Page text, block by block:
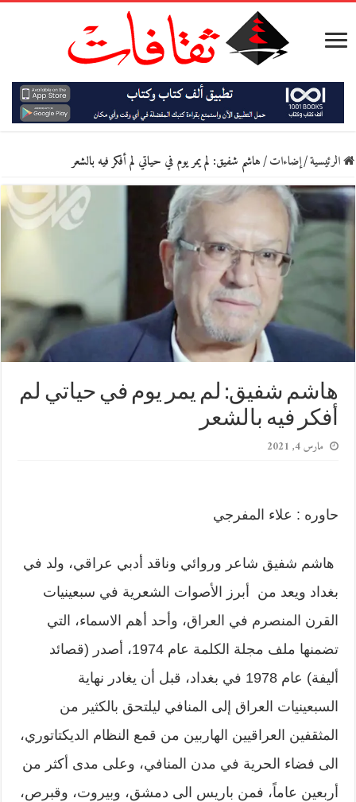
الرئيسية/إضاءات/هاشم شفيق: لم يمر يوم في حياتي لم أفكر فيه بالشعر
هاشم شفيق: لم يمر يوم في حياتي لم
أفكر فيه بالشعر
مارس 4, 2021
حاوره : علاء المفرجي
هاشم شفيق شاعر وروائي وناقد أدبي عراقي، ولد في
بغداد ويعد من أبرز الأصوات الشعرية في سبعينيات
القرن المنصرم في العراق، وأحد أهم الاسماء، التي
تضمنها ملف مجلة الكلمة عام 1974، أصدر (قصائد
أليفة) عام 1978 في بغداد، قبل أن يغادر نهاية
السبعينيات العراق إلى المنافي ليلتحق بالكثير من
المثقفين العراقيين الهاربين من قمع النظام الديكتاتوري،
الى فضاء الحرية في مدن المنافي، وعلى مدى أكثر من
أربعين عاماً، فمن باريس الى دمشق، وبيروت، وقبرص،